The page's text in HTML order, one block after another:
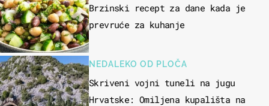
Brzinski recept za dane kada je
prevruće za kuhanje
NEDALEKO OD PLOČA
Skriveni vojni tuneli na jugu
Hrvatske: Omiljena kupališta na